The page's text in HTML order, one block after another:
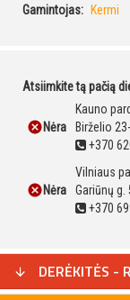
Gamintojas:
Kermi
Atsiimkite tą pačią
Nėra
Kauno
Birželio
+370
Nėra
Vilniaus
Gariūnų
+370
DERĖKITĖS -